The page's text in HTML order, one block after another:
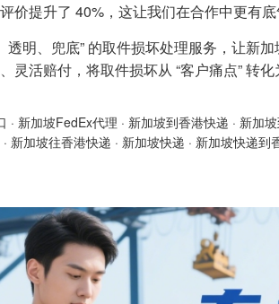
价提升了 40%，这让我们在合作中更有底
透明、兜底” 的取件损坏处理服务，让新
灵活赔付，将取件损坏从 “客户痛点” 转
· 新加坡FedEx代理 · 新加坡到香港快递 · 新加
· 新加坡往香港快递 · 新加坡快递 · 新加坡快递到